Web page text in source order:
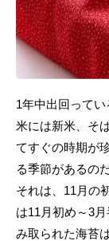
1年中出回って
米には新米、そ
てすぐの時期が
る季節があるのだ
それは、11月の
は11月初め～3
み取られた海苔